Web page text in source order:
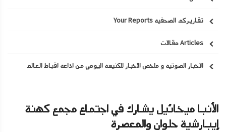
تقاريركم الصحفيه Your Reports
Articles مقالات
الاخبار الصوتيه و ملخص الاخبار للكنيسه اليومي من اذاعه اقباط العالم
الأنبا ميخائيل يشارك في اجتماع مجمع كهنة
إيبارشية حلوان والمعصرة